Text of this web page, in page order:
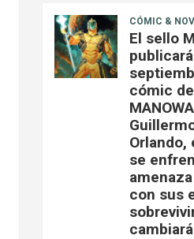
CÓMIC &
El sello
cómic de
Orlando,
se
con sus